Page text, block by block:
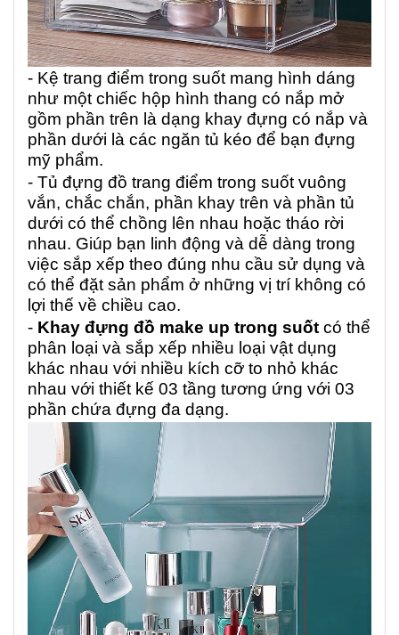
- Kệ trang điểm trong suốt mang hình dáng
như một chiếc hộp hình thang có nắp mở
gồm phần trên là dạng khay đựng có nắp và
phần dưới là các ngăn tủ kéo để bạn đựng
mỹ phẩm.
- Tủ đựng đồ trang điểm trong suốt vuông
vắn, chắc chắn, phần khay trên và phần tủ
dưới có thể chồng lên nhau hoặc tháo rời
nhau. Giúp bạn linh động và dễ dàng trong
việc sắp xếp theo đúng nhu cầu sử dụng và
có thể đặt sản phẩm ở những vị trí không có
lợi thế về chiều cao.
- Khay đựng đồ make up trong suốt có thể
phân loại và sắp xếp nhiều loại vật dụng
khác nhau với nhiều kích cỡ to nhỏ khác
nhau với thiết kế 03 tầng tương ứng với 03
phần chứa đựng đa dạng.